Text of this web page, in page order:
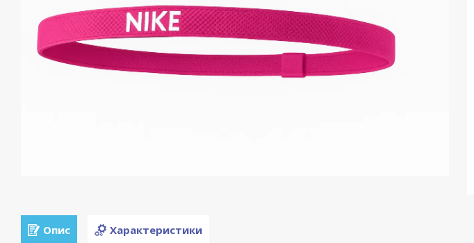
Опис Характеристики